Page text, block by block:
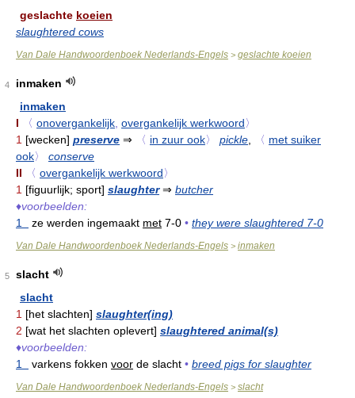
geslachte koeien
slaughtered cows
Van Dale Handwoordenboek Nederlands-Engels > geslachte koeien
4
inmaken
inmaken
I
〈 onovergankelijk, overgankelijk werkwoord〉
1 [wecken] preserve ⇒ 〈 in zuur ook〉 pickle, 〈 met suiker
ook〉
conserve
II
〈 overgankelijk werkwoord〉
1 [figuurlijk; sport] slaughter⇒ butcher
♦voorbeelden:
1
ze werden ingemaakt met 7-0 • they were slaughtered 7-0
Van Dale Handwoordenboek Nederlands-Engels > inmaken
5
slacht
slacht
1 [het slachten] slaughter(ing)
2 [wat het slachten oplevert] slaughtered animal(s)
♦voorbeelden:
1
varkens fokken voor de slacht • breed pigs for slaughter
Van Dale Handwoordenboek Nederlands-Engels > slacht